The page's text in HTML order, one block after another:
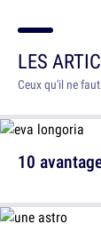
LES
Ceux qu'il ne
10